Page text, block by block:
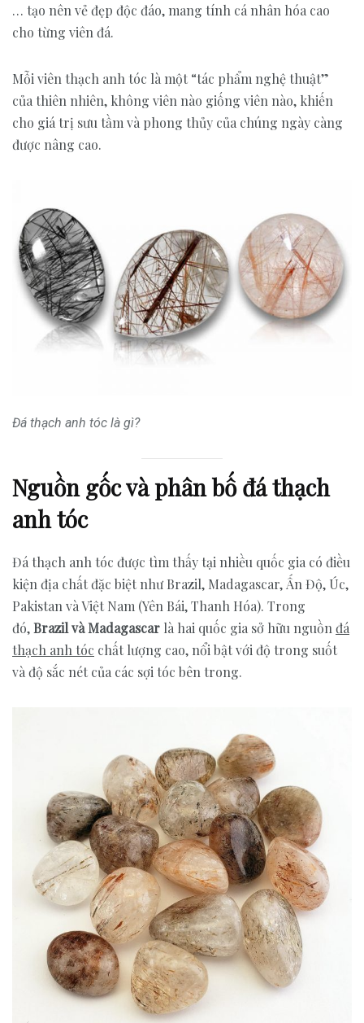
… tạo nên vẻ đẹp độc đáo, mang tính cá nhân hóa cao
cho từng viên đá.
Mỗi viên thạch anh tóc là một “tác phẩm nghệ thuật”
của thiên nhiên, không viên nào giống viên nào, khiến
cho giá trị sưu tầm và phong thủy của chúng ngày càng
được nâng cao.
Đá thạch anh tóc là gì?
Nguồn gốc và phân bố đá thạch
anh tóc
Đá thạch anh tóc được tìm thấy tại nhiều quốc gia có điều
kiện địa chất đặc biệt như Brazil, Madagascar, Ấn Độ, Úc,
Pakistan và Việt Nam (Yên Bái, Thanh Hóa). Trong
đó,Brazil và Madagascar là hai quốc gia sở hữu nguồn đá
thạch anh tóc chất lượng cao, nổi bật với độ trong suốt
và độ sắc nét của các sợi tóc bên trong.